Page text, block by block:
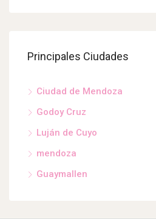
Principales Ciudades
Ciudad de Mendoza
Godoy Cruz
Luján de Cuyo
mendoza
Guaymallen